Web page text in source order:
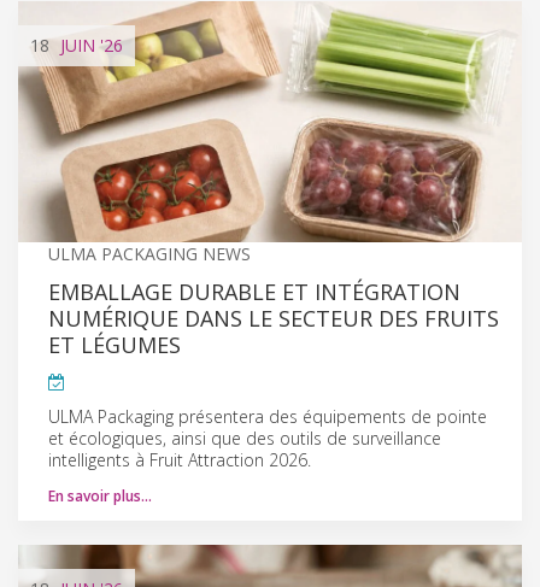
18 JUIN '26
ULMA PACKAGING NEWS
EMBALLAGE DURABLE ET INTÉGRATION
NUMÉRIQUE DANS LE SECTEUR DES FRUITS
ET LÉGUMES
ULMA Packaging présentera des équipements de pointe
et écologiques, ainsi que des outils de surveillance
intelligents à Fruit Attraction 2026.
En savoir plus…